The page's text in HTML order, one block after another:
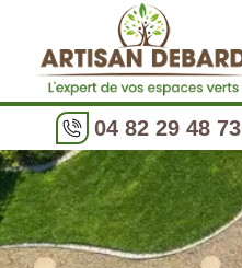
04 82 29 48 73